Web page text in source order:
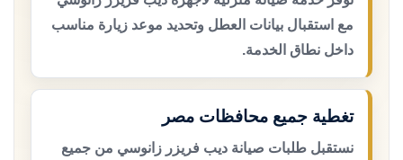
مع استقبال بيانات العطل وتحديد موعد زيارة مناسب
داخل نطاق الخدمة.
تغطية جميع محافظات مصر
نستقبل طلبات صيانة ديب فريزر زانوسي من جميع